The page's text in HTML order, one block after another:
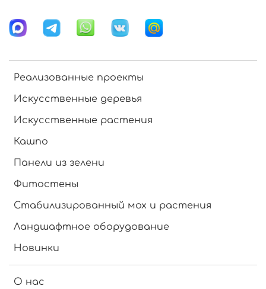
Реализованные проекты
Искусственные деревья
Искусственные растения
Кашпо
Панели из зелени
Фитостены
Стабилизированный мох и растения
Ландшафтное оборудование
Новинки
О нас